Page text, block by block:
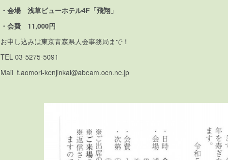
・会場 浅草ビューホテル4F「飛翔」
・会費 11,000円
お申し込みは東京青森県人会事務局まで！
TEL 03-5275-5091
Mail t.aomori-kenjinkai@abeam.ocn.ne.jp